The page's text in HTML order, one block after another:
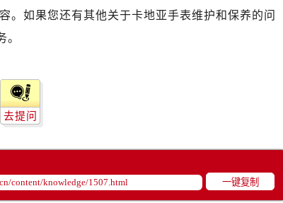
。如果您还有其他关于卡地亚手表维护和保养的问
。
去提问
一键复制